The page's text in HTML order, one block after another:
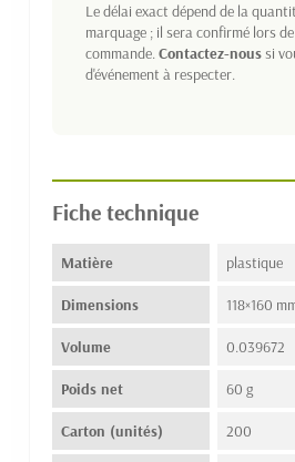
Le délai exact dépend de la
marquage ; il sera confirmé lors
commande.Contactez-nous si
d'événement à respecter.
Fiche technique
Matière plastique
Dimensions 118×160
Volume 0.039672
Poids net 60 g
Carton (unités) 200